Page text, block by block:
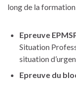
long de la formation
Epreuve
Situation
situation
Epreuve du